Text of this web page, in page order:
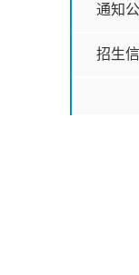
通知
招生